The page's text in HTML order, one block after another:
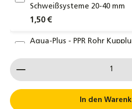
Schweißsysteme 20-40 mm
1,50 €
Aqua-Plus - PPR Rohr
Aqua-Plus - PPR Rohr
Produkt Anzahl: Gib den
In den